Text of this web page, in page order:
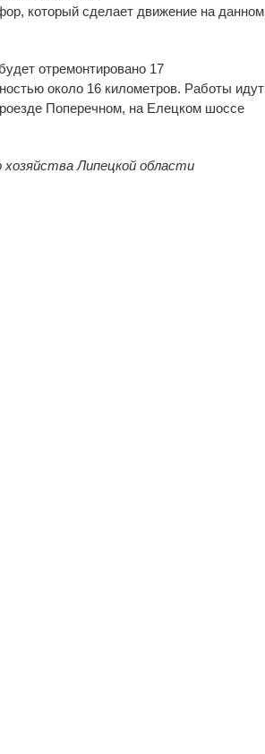
который сделает движение на данном
отремонтировано 17
около 16 километров. Работы идут
Поперечном, на Елецком шоссе
Липецкой области